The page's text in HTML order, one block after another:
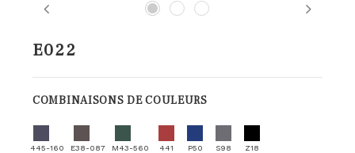
Previous Next
E022
COMBINAISONS DE COULEURS
445-160 E38-087 M43-560 441 P50 S98 Z18